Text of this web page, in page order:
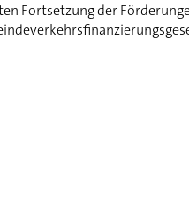
Fortsetzung der